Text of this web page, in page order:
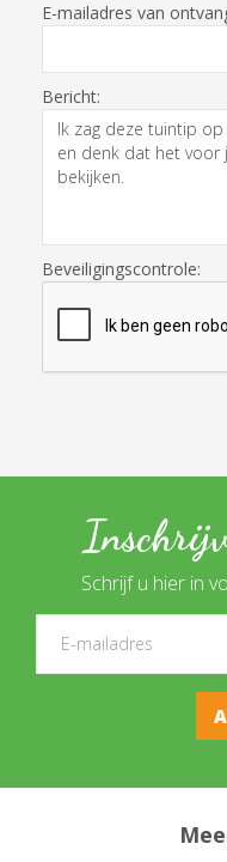
E-mailadres van
Bericht:
Beveiligingscontrole:
Schrijf u hier in